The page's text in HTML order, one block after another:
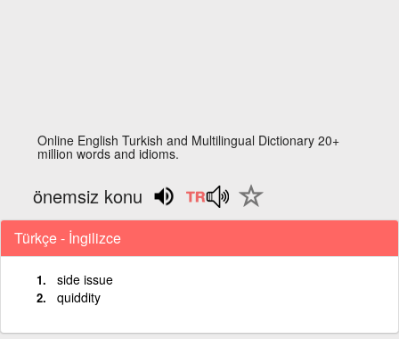
Online English Turkish and Multilingual Dictionary 20+
million words and idioms.
önemsiz konu
Türkçe - İngilizce
side issue
quiddity